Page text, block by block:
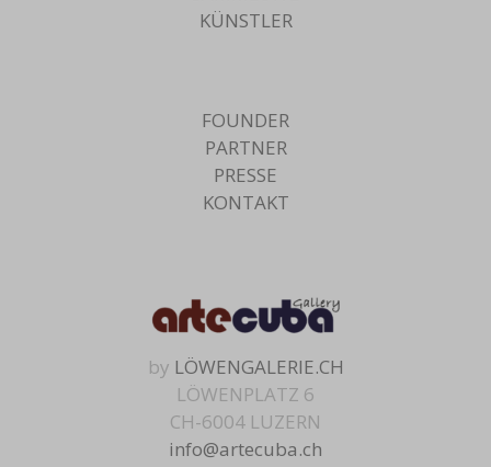
KÜNSTLER
FOUNDER
PARTNER
PRESSE
KONTAKT
by LÖWENGALERIE.CH
LÖWENPLATZ 6
CH-6004 LUZERN
info@artecuba.ch